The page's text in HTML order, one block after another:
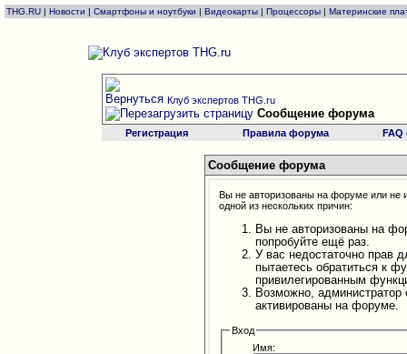
THG.RU | Новости | Смартфоны и ноутбуки | Видеокарты | Процессоры | Материнские
Клуб экспертов THG.ru
Сообщение форума
Регистрация Правила форума
Сообщение форума
Вы не авторизованы на форуме или не
одной из нескольких причин:
Вы не авторизованы на
попробуйте ещё раз.
У вас недостаточно прав
пытаетесь обратиться к
привилегированным
Возможно,
активированы на форуме.
Вход
Имя: